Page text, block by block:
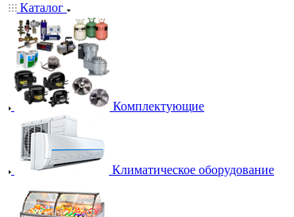
Каталог
Комплектующие
Климатическое оборудование